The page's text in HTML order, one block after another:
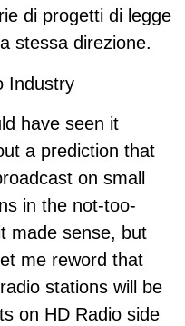
di progetti di legge
stessa direzione.
Industry
have seen it
a prediction that
on small
in the not-too-
made sense, but
me reword that
stations will be
on HD Radio side